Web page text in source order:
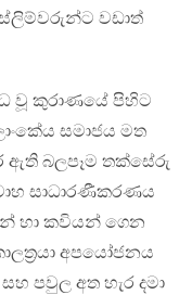
වඩාත්
වූ කුරාණයේ පිහිට
සමාජය මත
ඇති බලපෑම තක්සේරු
සාධාරණීකරණය
හා කවියන් ගෙන
අපයෝජනය
පවුල අත හැර දමා